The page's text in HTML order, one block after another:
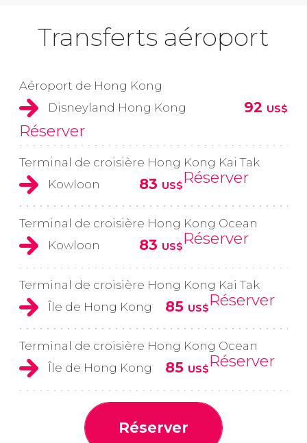
Transferts aéroport
Aéroport de Hong Kong
Disneyland Hong Kong
92 US$
Réserver
Terminal de croisière Hong Kong Kai Tak
Kowloon
83 US$Réserver
Terminal de croisière Hong Kong Ocean
Kowloon
83 US$Réserver
Terminal de croisière Hong Kong Kai Tak
Île de Hong Kong
85 US$Réserver
Terminal de croisière Hong Kong Ocean
Île de Hong Kong
85 US$Réserver
Réserver